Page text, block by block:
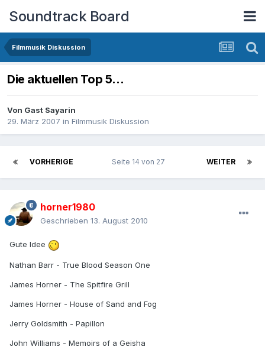
Soundtrack Board
Filmmusik Diskussion
Die aktuellen Top 5...
Von Gast Sayarin
29. März 2007 in Filmmusik Diskussion
VORHERIGE WEITER
Seite 14 von 27
horner1980
Geschrieben 13. August 2010
Gute Idee
Nathan Barr - True Blood Season One
James Horner - The Spitfire Grill
James Horner - House of Sand and Fog
Jerry Goldsmith - Papillon
John Williams - Memoirs of a Geisha